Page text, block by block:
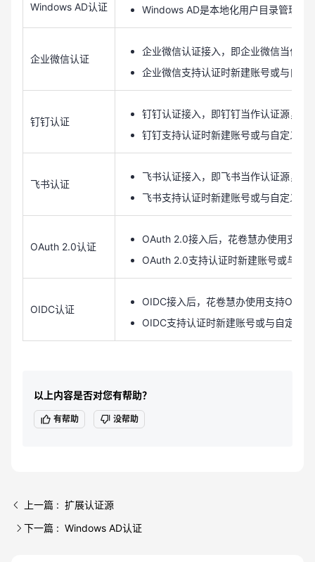
Windows AD认证 Windows AD是本地化用户目录管理服
企业微信认证
企业微信认证接入，即企业微信当作
企业微信支持认证时新建账号或与自
钉钉认证
钉钉认证接入，即钉钉当作认证源，
钉钉支持认证时新建账号或与自定义
飞书认证
飞书认证接入，即飞书当作认证源，
飞书支持认证时新建账号或与自定义
OAuth 2.0认证
OAuth 2.0接入后，花卷慧办使用支持
OAuth 2.0支持认证时新建账号或与自
OIDC认证
OIDC接入后，花卷慧办使用支持
OIDC支持认证时新建账号或与自定义
以上内容是否对您有帮助？
有帮助 没帮助
上一篇 : 扩展认证源
下一篇 : Windows AD认证